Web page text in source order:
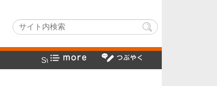
でヤフー検索方法